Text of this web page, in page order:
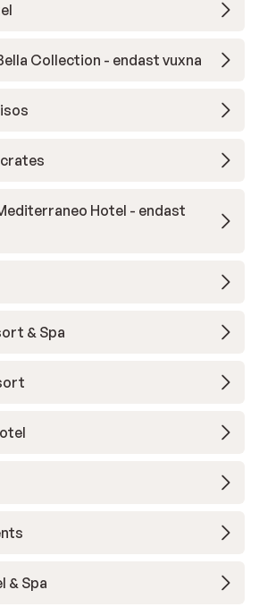
Collection - endast vuxna
Hotel - endast
& Spa
& Spa